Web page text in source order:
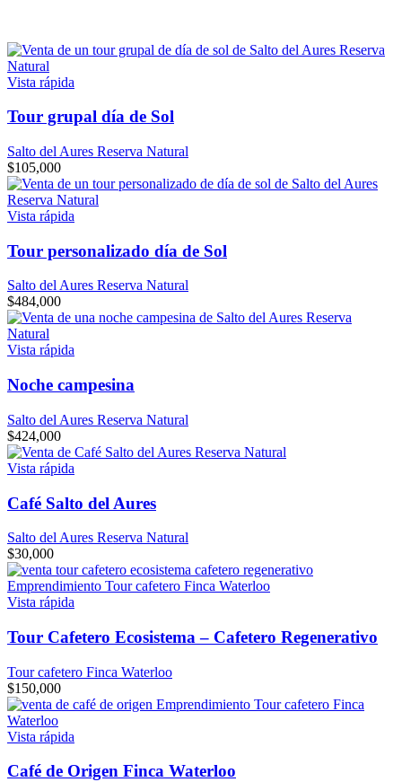
Vista rápida
Tour grupal día de Sol
Salto del Aures Reserva Natural
$105,000
Vista rápida
Tour personalizado día de Sol
Salto del Aures Reserva Natural
$484,000
Vista rápida
Noche campesina
Salto del Aures Reserva Natural
$424,000
Vista rápida
Café Salto del Aures
Salto del Aures Reserva Natural
$30,000
Vista rápida
Tour Cafetero Ecosistema – Cafetero Regenerativo
Tour cafetero Finca Waterloo
$150,000
Vista rápida
Café de Origen Finca Waterloo